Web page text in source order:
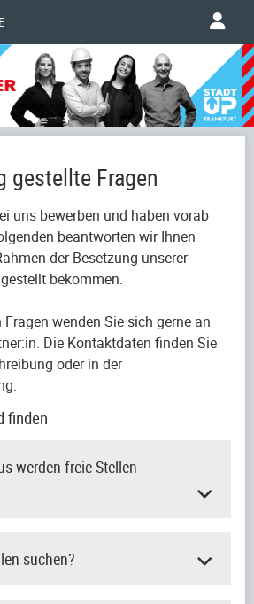
gestellte Fragen
uns bewerben und haben vorab
beantworten wir Ihnen
der Besetzung unserer
bekommen.
wenden Sie sich gerne an
Die Kontaktdaten finden Sie
oder in der
finden
werden freie Stellen
suchen?